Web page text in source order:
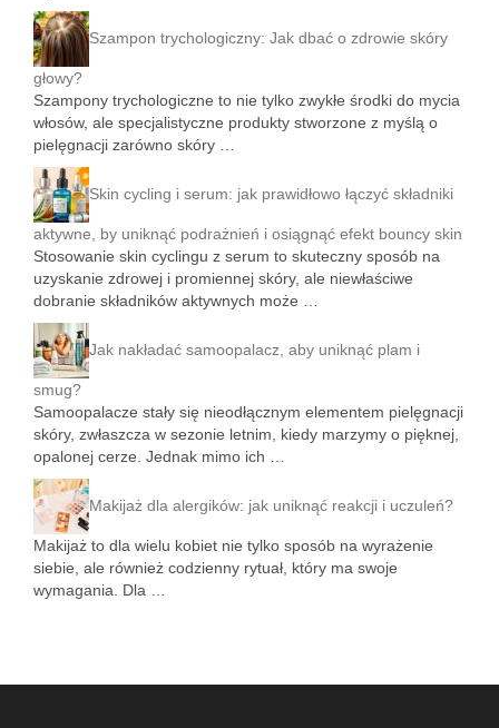
Szampon trychologiczny: Jak dbać o zdrowie skóry
głowy?
Szampony trychologiczne to nie tylko zwykłe środki do mycia
włosów, ale specjalistyczne produkty stworzone z myślą o
pielęgnacji zarówno skóry …
Skin cycling i serum: jak prawidłowo łączyć składniki
aktywne, by uniknąć podrażnień i osiągnąć efekt bouncy skin
Stosowanie skin cyclingu z serum to skuteczny sposób na
uzyskanie zdrowej i promiennej skóry, ale niewłaściwe
dobranie składników aktywnych może …
Jak nakładać samoopalacz, aby uniknąć plam i
smug?
Samoopalacze stały się nieodłącznym elementem pielęgnacji
skóry, zwłaszcza w sezonie letnim, kiedy marzymy o pięknej,
opalonej cerze. Jednak mimo ich …
Makijaż dla alergików: jak uniknąć reakcji i uczuleń?
Makijaż to dla wielu kobiet nie tylko sposób na wyrażenie
siebie, ale również codzienny rytuał, który ma swoje
wymagania. Dla …